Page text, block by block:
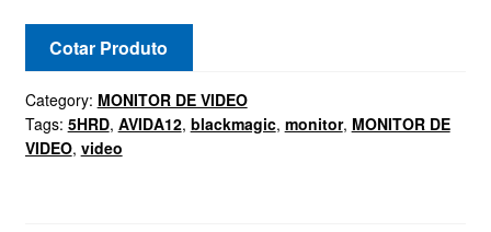
Cotar Produto
Category: MONITOR DE VIDEO
Tags: 5HRD, AVIDA12, blackmagic, monitor, MONITOR DE
VIDEO, video